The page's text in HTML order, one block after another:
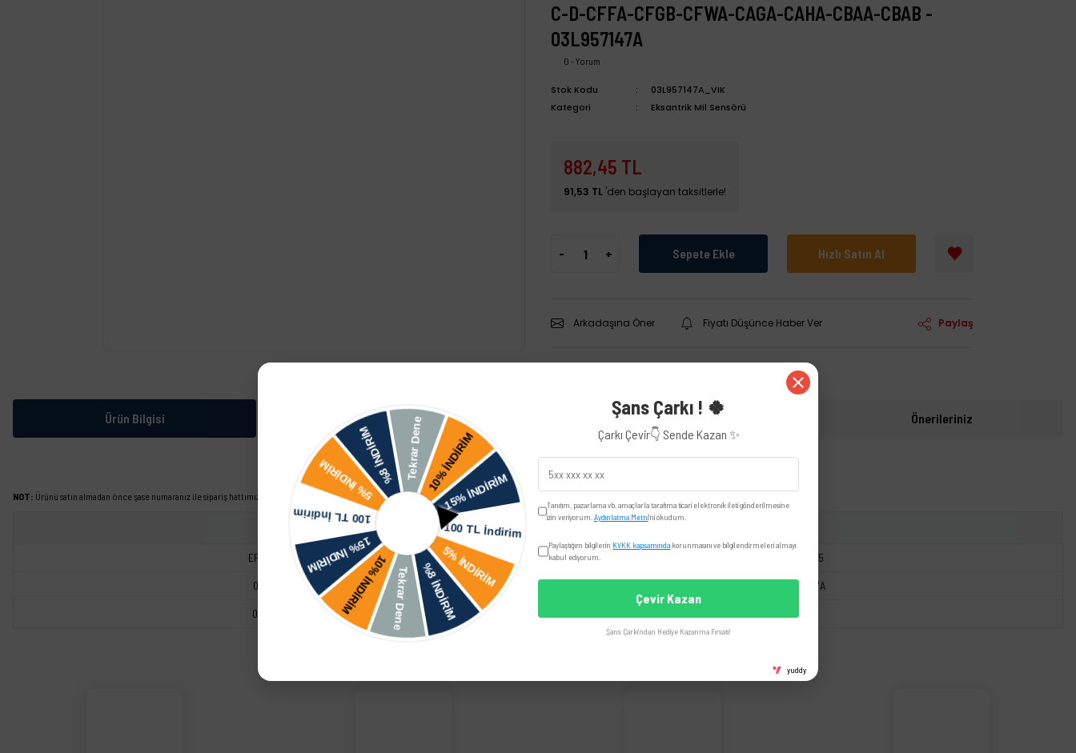
C-D-CFFA-CFGB-CFWA-CAGA-CAHA-CBAA-CBAB -
03L957147A
0 - Yorum
Stok Kodu
03L957147A_VIK
Kategori
Eksantrik Mil Sensörü
882,45 TL
91,53 TL 'den başlayan taksitlerle!
- + Sepete Ekle Hızlı Satın Al
Arkadaşına Öner Fiyatı Düşünce Haber Ver Paylaş
Ürün Bilgisi Yorumlar Taksit Seçenekleri Önerileriniz
NOT: Ürünü satın almadan önce şase numaranız ile sipariş hattımızdan kontrol ettirmeniz tavsiye edilir.
UYUMLU OEM
EPS1953605 KW453605
03L957147 03L957147A
03L907601
Şans Çarkı ! 🍀
Çarkı Çevir👇 Sende Kazan ✨
Tanıtım, pazarlama vb. amaçlarla tarafıma ticari elektronik ileti gönderilmesine
izin veriyorum. Aydınlatma Metni'ni okudum.
Paylaştığım bilgilerin KVKK kapsamında korunmasını ve bilgilendirmeleri almayı
kabul ediyorum.
Çevir Kazan
Şans Çarkı'ndan Hediye Kazanma Fırsatı!
yuddy